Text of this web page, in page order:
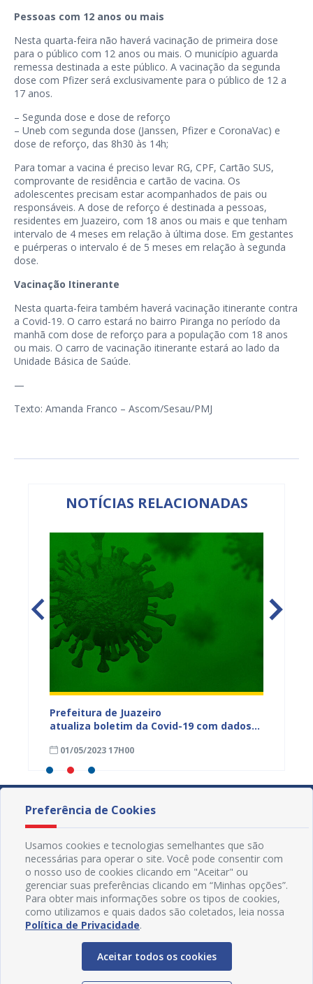
Pessoas com 12 anos ou mais
Nesta quarta-feira não haverá vacinação de primeira dose
para o público com 12 anos ou mais. O município aguarda
remessa destinada a este público. A vacinação da segunda
dose com Pfizer será exclusivamente para o público de 12 a
17 anos.
– Segunda dose e dose de reforço
– Uneb com segunda dose (Janssen, Pfizer e CoronaVac) e
dose de reforço, das 8h30 às 14h;
Para tomar a vacina é preciso levar RG, CPF, Cartão SUS,
comprovante de residência e cartão de vacina. Os
adolescentes precisam estar acompanhados de pais ou
responsáveis. A dose de reforço é destinada a pessoas,
residentes em Juazeiro, com 18 anos ou mais e que tenham
intervalo de 4 meses em relação à última dose. Em gestantes
e puérperas o intervalo é de 5 meses em relação à segunda
dose.
Vacinação Itinerante
Nesta quarta-feira também haverá vacinação itinerante contra
a Covid-19. O carro estará no bairro Piranga no período da
manhã com dose de reforço para a população com 18 anos
ou mais. O carro de vacinação itinerante estará ao lado da
Unidade Básica de Saúde.
—
Texto: Amanda Franco – Ascom/Sesau/PMJ
NOTÍCIAS RELACIONADAS
Prefeitura de Juazeiro
atualiza boletim da Covid-19 com dados
01/05/2023 17H00
Preferência de Cookies
Usamos cookies e tecnologias semelhantes que são
necessárias para operar o site. Você pode consentir com
o nosso uso de cookies clicando em "Aceitar" ou
gerenciar suas preferências clicando em “Minhas opções”.
Para obter mais informações sobre os tipos de cookies,
como utilizamos e quais dados são coletados, leia nossa
Política de Privacidade.
Aceitar todos os cookies